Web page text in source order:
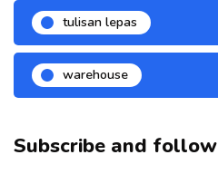
tulisan lepas
warehouse
Subscribe and follow